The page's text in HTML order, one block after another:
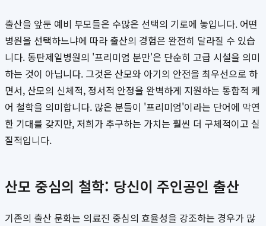
출산을 앞둔 예비 부모들은 수많은 선택의 기로에 놓입니다. 어떤
병원을 선택하느냐에 따라 출산의 경험은 완전히 달라질 수 있습
니다. 동탄제일병원의 '프리미엄 분만'은 단순히 고급 시설을 의미
하는 것이 아닙니다. 그것은 산모와 아기의 안전을 최우선으로 하
면서, 산모의 신체적, 정서적 안정을 완벽하게 지원하는 통합적 케
어 철학을 의미합니다. 많은 분들이 '프리미엄'이라는 단어에 막연
한 기대를 갖지만, 저희가 추구하는 가치는 훨씬 더 구체적이고 실
질적입니다.
산모 중심의 철학: 당신이 주인공인 출산
기존의 출산 문화는 의료진 중심의 효율성을 강조하는 경우가 많